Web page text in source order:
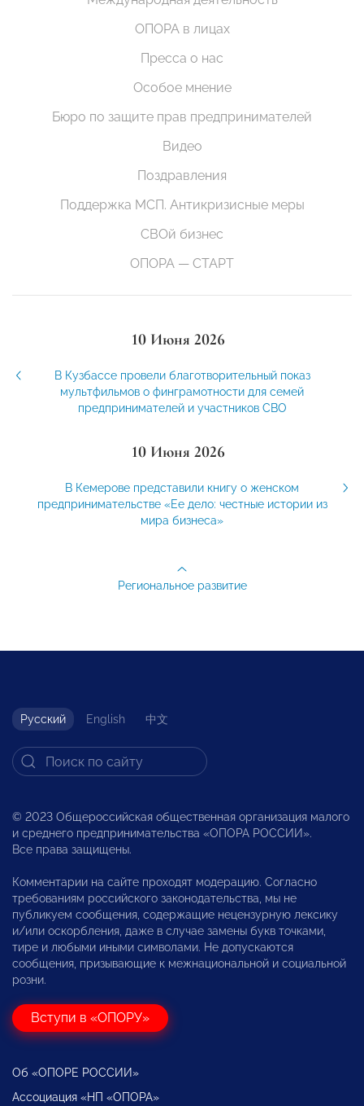
ОПОРА в лицах
Пресса о нас
Особое мнение
Бюро по защите прав предпринимателей
Видео
Поздравления
Поддержка МСП. Антикризисные меры
СВОй бизнес
ОПОРА — СТАРТ
10 Июня 2026
В Кузбассе провели благотворительный показ
мультфильмов о финграмотности для семей
предпринимателей и участников СВО
10 Июня 2026
В Кемерове представили книгу о женском
предпринимательстве «Ее дело: честные истории из
мира бизнеса»
Региональное развитие
Русский English 中文
© 2023 Общероссийская общественная организация малого
и среднего предпринимательства «ОПОРА РОССИИ».
Все права защищены.
Комментарии на сайте проходят модерацию. Согласно
требованиям российского законодательства, мы не
публикуем сообщения, содержащие нецензурную лексику
и/или оскорбления, даже в случае замены букв точками,
тире и любыми иными символами. Не допускаются
сообщения, призывающие к межнациональной и социальной
розни.
Вступи в «ОПОРУ»
Об «ОПОРЕ РОССИИ»
Ассоциация «НП «ОПОРА»